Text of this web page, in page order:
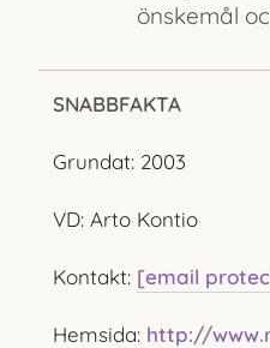
önskemål
SNABBFAKTA
Grundat: 2003
VD: Arto Kontio
Kontakt: [email
Hemsida: http://